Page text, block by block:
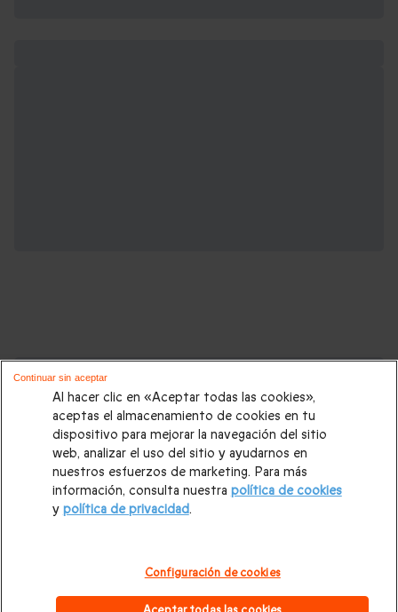
Cajas regalo que podrían interesarte:
Regalos Navidad |Regalos para hombre Navidad|
para mujer Navidad|Regalos de Reyes|Regalos de boda
Regalos de cumpleaños| Regalos para mujer|Regalos para
hombre|Paradores de Turismo|Casas rurales|Entradas
Cajas regalo Mil y una noches|
Al hacer clic en «Aceptar todas las cookies»,
aceptas el almacenamiento de cookies en tu
dispositivo para mejorar la navegación del sitio
web, analizar el uso del sitio y ayudarnos en
nuestros esfuerzos de marketing. Para más
información, consulta nuestra política de cookies
y política de privacidad.
Configuración de cookies
Continuar sin aceptar